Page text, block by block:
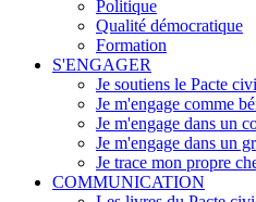
Politique
Qualité démocratique
Formation
S'ENGAGER
Je soutiens le Pacte
Je m'engage comme
Je m'engage dans un
Je m'engage dans un
Je trace mon propre
COMMUNICATION